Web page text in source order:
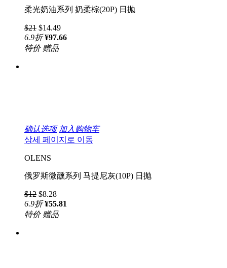
柔光奶油系列 奶柔棕(20P) 日抛
$21 $14.49
6.9折 ¥97.66
特价 赠品
确认选项 加入购物车
상세 페이지로 이동
OLENS
俄罗斯微醺系列 马提尼灰(10P) 日抛
$12 $8.28
6.9折 ¥55.81
特价 赠品